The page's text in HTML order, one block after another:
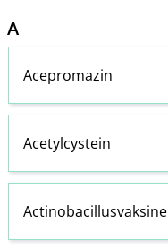
A
Acepromazin
Acetylcystein
Actinobacillusvaksine